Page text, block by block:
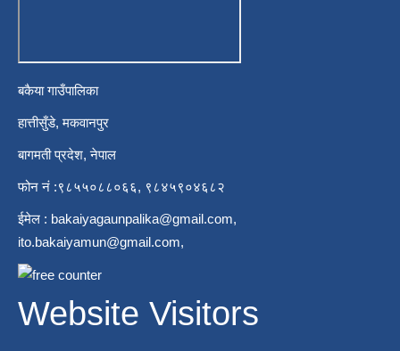
बकैया गाउँपालिका
हात्तीसुँडे, मकवानपुर
बागमती प्रदेश, नेपाल
फोन नं :९८५५०८८०६६, ९८४५९०४६८२
ईमेल : bakaiyagaunpalika@gmail.com,
ito.bakaiyamun@gmail.com,
Website Visitors